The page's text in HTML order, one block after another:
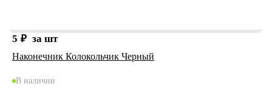
5 ₽ за шт
Наконечник Колокольчик Черный
В наличии